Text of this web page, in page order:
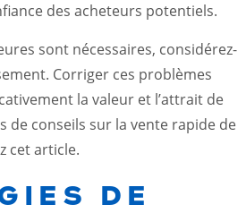
des acheteurs potentiels.
sont nécessaires, considérez-
Corriger ces problèmes
la valeur et l’attrait de
de conseils sur la vente rapide de
cet article.
DE